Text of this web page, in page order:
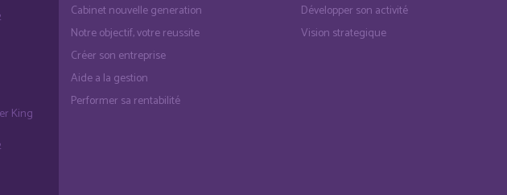
King
Cabinet nouvelle generation
Notre objectif, votre reussite
Créer son entreprise
Aide a la gestion
Performer sa rentabilité
Développer son activité
Vision strategique